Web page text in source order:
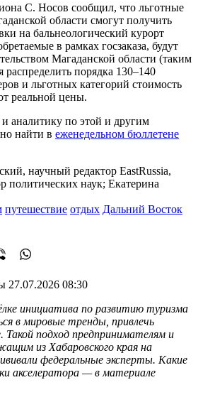
С. Носов сообщил, что льготные
области смогут получить
на бальнеологический курорт
в рамках госзаказа, будут
Магаданской области (таким
распределить порядка 130–140
и льготных категорий стоимость
реальной цены.
аналитику по этой и другим
найти в еженедельном бюллетене
научный редактор EastRussia,
наук; Екатерина
путешествие отдых Дальний Восток
27.07.2026 08:30
инициатива по развитию туризма
в мировые тренды, привлечь
Такой подход предпринимателям и
из Хабаровского края на
федеральные эксперты. Какие
акселератора — в материале